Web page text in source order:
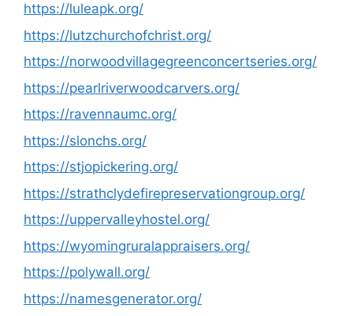
https://luleapk.org/
https://lutzchurchofchrist.org/
https://norwoodvillagegreenconcertseries.org/
https://pearlriverwoodcarvers.org/
https://ravennaumc.org/
https://slonchs.org/
https://stjopickering.org/
https://strathclydefirepreservationgroup.org/
https://uppervalleyhostel.org/
https://wyomingruralappraisers.org/
https://polywall.org/
https://namesgenerator.org/